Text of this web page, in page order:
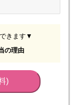
きます▼
の理由
)